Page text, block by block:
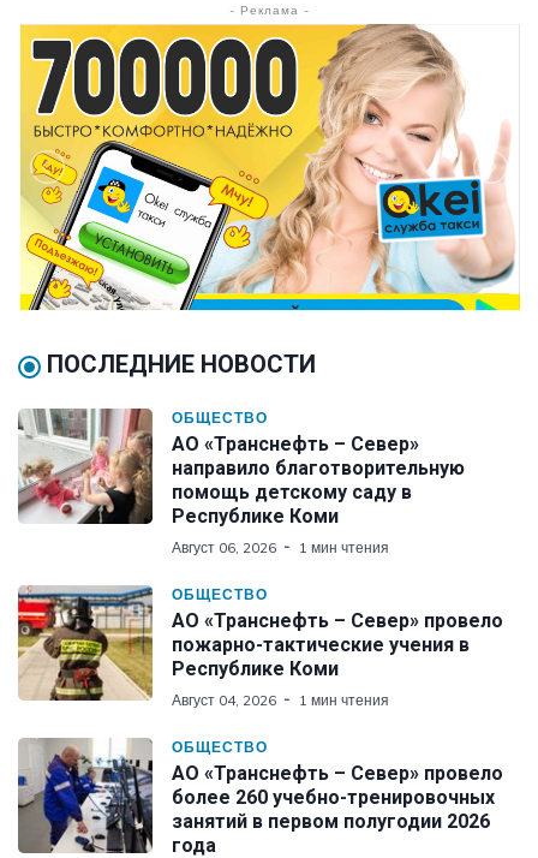
- Реклама -
ПОСЛЕДНИЕ НОВОСТИ
ОБЩЕСТВО
АО «Транснефть – Север»
направило благотворительную
помощь детскому саду в
Республике Коми
Август 06, 2026 1 мин чтения
ОБЩЕСТВО
АО «Транснефть – Север» провело
пожарно-тактические учения в
Республике Коми
Август 04, 2026 1 мин чтения
ОБЩЕСТВО
АО «Транснефть – Север» провело
более 260 учебно-тренировочных
занятий в первом полугодии 2026
года